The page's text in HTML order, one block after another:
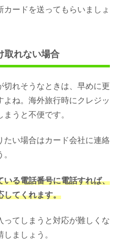
ードを送ってもらいましょ
取れない場合
れそうなときは、早めに更
ね。海外旅行時にクレジッ
うと不便です。
い場合はカード会社に連絡
いる電話番号に電話すれば、
してくれます。
てしまうと対応が難しくな
ましょう。